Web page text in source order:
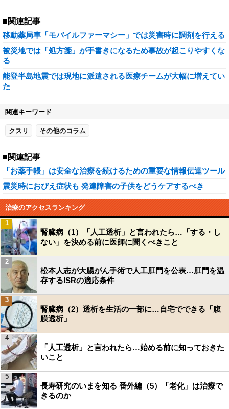
■関連記事
移動薬局車「モバイルファーマシー」では災害時に調剤を行える
被災地では「処方箋」が手書きになるため事故が起こりやすくな
る
能登半島地震では現地に派遣される医療チームが大幅に増えてい
た
関連キーワード
クスリ その他のコラム
■関連記事
「お薬手帳」は安全な治療を続けるための重要な情報伝達ツール
震災時におびえ症状も 発達障害の子供をどうケアするべき
治療のアクセスランキング
腎臓病（1）「人工透析」と言われたら…「する・し
ない」を決める前に医師に聞くべきこと
1
松本人志が大腸がん手術で人工肛門を公表…肛門を温
存するISRの適応条件
2
腎臓病（2）透析を生活の一部に…自宅でできる「腹
膜透析」
3
「人工透析」と言われたら…始める前に知っておきた
いこと
4
長寿研究のいまを知る 番外編（5）「老化」は治療で
きるのか
5